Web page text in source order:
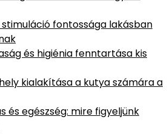
fontossága lakásban
és higiénia fenntartása kis
kialakítása a kutya számára a
és egészség: mire figyeljünk